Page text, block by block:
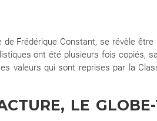
Frédérique Constant, se révèle
ont été plusieurs fois copiés,
valeurs qui sont reprises par la
LE